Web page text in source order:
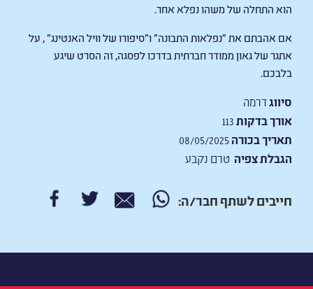
הוא התחלה של משהו נפלא אחר.
אם אהבתם את "נפלאות התבונה" ו"סיפורו של וויל האנטינג" , על
אתגר של גאון ממודר חברתית בדרכו לפסגה, זה הסרט שיגע
בלבכם.
סיווגדרמה
אורך בדקות
תאריך בכורה
הגבלת צפיה טרם נקבע
חייבים לשתף חבר/ה: